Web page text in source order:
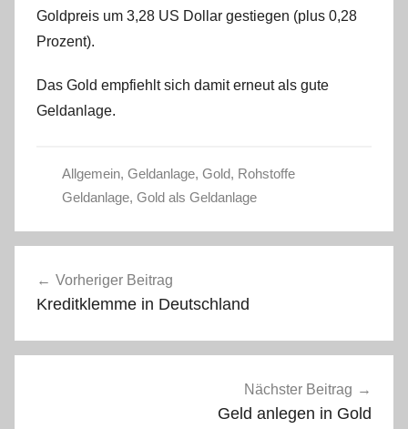
W
Goldpreis um 3,28 US Dollar gestiegen (plus 0,28
Prozent).
Das Gold empfiehlt sich damit erneut als gute
Geldanlage.
Allgemein, Geldanlage, Gold, Rohstoffe
Geldanlage, Gold als Geldanlage
Vorheriger Beitrag
Kreditklemme in Deutschland
Nächster Beitrag
Geld anlegen in Gold